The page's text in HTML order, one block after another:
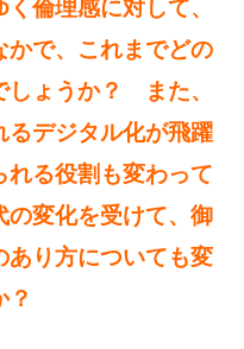
倫理感に対して、
かで、これまでどの
しょうか？ また、
るデジタル化が飛躍
れる役割も変わって
の変化を受けて、御
あり方についても変
？